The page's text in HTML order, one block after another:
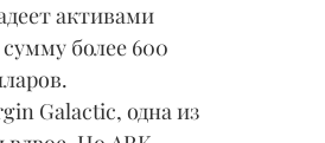
активами
более 600
Galactic, одна из